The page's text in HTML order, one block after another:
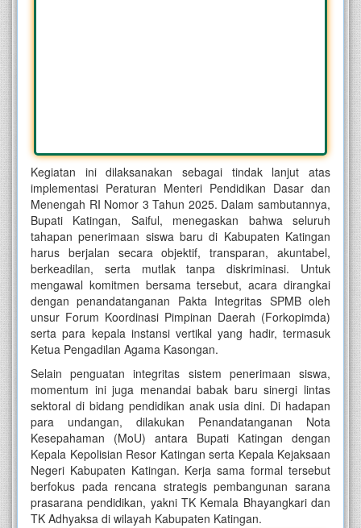
Kegiatan ini dilaksanakan sebagai tindak lanjut atas
implementasi Peraturan Menteri Pendidikan Dasar dan
Menengah RI Nomor 3 Tahun 2025. Dalam sambutannya,
Bupati Katingan, Saiful, menegaskan bahwa seluruh
tahapan penerimaan siswa baru di Kabupaten Katingan
harus berjalan secara objektif, transparan, akuntabel,
berkeadilan, serta mutlak tanpa diskriminasi. Untuk
mengawal komitmen bersama tersebut, acara dirangkai
dengan penandatanganan Pakta Integritas SPMB oleh
unsur Forum Koordinasi Pimpinan Daerah (Forkopimda)
serta para kepala instansi vertikal yang hadir, termasuk
Ketua Pengadilan Agama Kasongan.
Selain penguatan integritas sistem penerimaan siswa,
momentum ini juga menandai babak baru sinergi lintas
sektoral di bidang pendidikan anak usia dini. Di hadapan
para undangan, dilakukan Penandatanganan Nota
Kesepahaman (MoU) antara Bupati Katingan dengan
Kepala Kepolisian Resor Katingan serta Kepala Kejaksaan
Negeri Kabupaten Katingan. Kerja sama formal tersebut
berfokus pada rencana strategis pembangunan sarana
prasarana pendidikan, yakni TK Kemala Bhayangkari dan
TK Adhyaksa di wilayah Kabupaten Katingan.